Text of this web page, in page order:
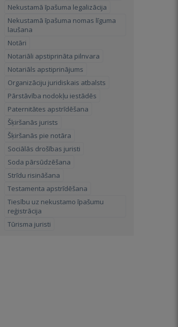
Nekustamā īpašuma legalizācija
Nekustamā īpašuma nomas līguma
laušana
Notāri
Notariāli apstiprināta pilnvara
Notariāls apstiprinājums
Organizāciju juridiskais atbalsts
Pārstāvība nodokļu iestādēs
Paternitātes apstrīdēšana
Šķiršanās jurists
Šķiršanās pie notāra
Sociālās drošības juristi
Soda pārsūdzēšana
Strīdu risināšana
Testamenta apstrīdēšana
Tiesību uz nekustamo īpašumu
reģistrācija
Tūrisma juristi